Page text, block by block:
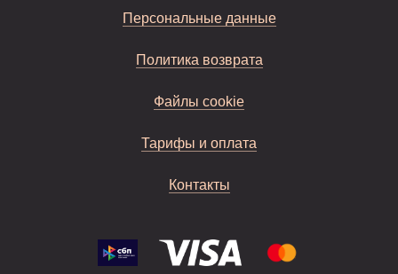
Персональные данные
Политика возврата
Файлы cookie
Тарифы и оплата
Контакты